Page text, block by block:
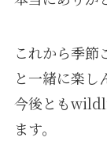
これから季節
と一緒に楽し
今後とも
ます。